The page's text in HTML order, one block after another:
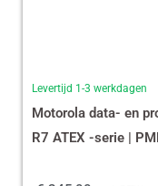
Levertijd 1-3 werkdagen
Motorola data- en
R7 ATEX -serie |